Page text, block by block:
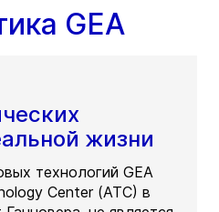
GEA
жизни
технологий GEA
Center (ATC) в